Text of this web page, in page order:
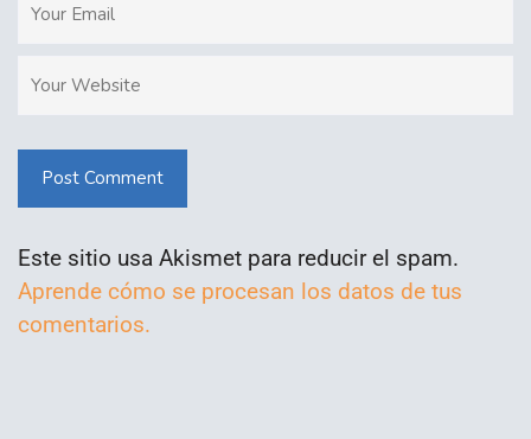
Post Comment
Este sitio usa Akismet para reducir el spam.
Aprende cómo se procesan los datos de tus
comentarios.